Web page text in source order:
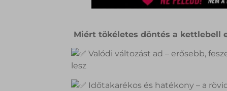
Miért tökéletes döntés a kettlebell
Valódi változást ad – erősebb,
lesz
Időtakarékos és hatékony – a